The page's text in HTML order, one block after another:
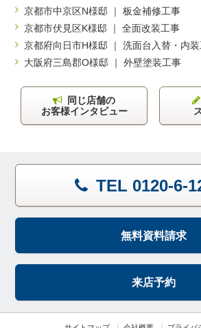
京都市中京区N様邸 ｜ 板金補修工事
京都市伏見区K様邸 ｜ 全面改装工事
京都府向日市H様邸 ｜ 洗面台入替・内
大阪府三島郡O様邸 ｜ 外壁塗装工事
同じ店舗の
お客様インタビュー
TEL 0120-6-
無料資料請求
来店予約